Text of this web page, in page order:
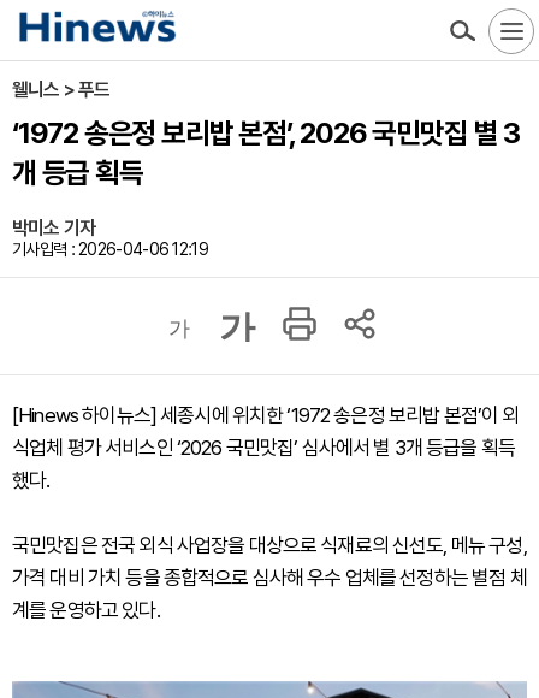
웰니스 > 푸드
‘1972 송은정 보리밥 본점’, 2026 국민맛집 별 3
개 등급 획득
박미소 기자
기사입력 : 2026-04-06 12:19
가 가
[Hinews 하이뉴스] 세종시에 위치한 ‘1972 송은정 보리밥 본점’이 외
식업체 평가 서비스인 ‘2026 국민맛집’ 심사에서 별 3개 등급을 획득
했다.
국민맛집은 전국 외식 사업장을 대상으로 식재료의 신선도, 메뉴 구성,
가격 대비 가치 등을 종합적으로 심사해 우수 업체를 선정하는 별점 체
계를 운영하고 있다.